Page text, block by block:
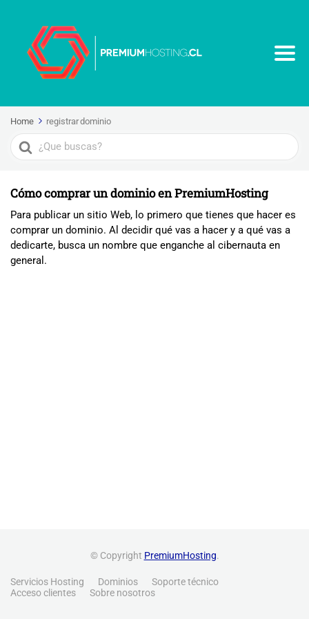
Home registrar dominio
Search
For
Cómo comprar un dominio en PremiumHosting
Para publicar un sitio Web, lo primero que tienes que hacer es
comprar un dominio. Al decidir qué vas a hacer y a qué vas a
dedicarte, busca un nombre que enganche al cibernauta en
general.
© Copyright PremiumHosting.
Servicios Hosting Dominios
Soporte técnico
Acceso clientes
Sobre nosotros